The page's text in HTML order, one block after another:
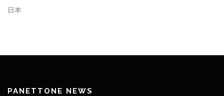
日本
PANETTONE NEWS